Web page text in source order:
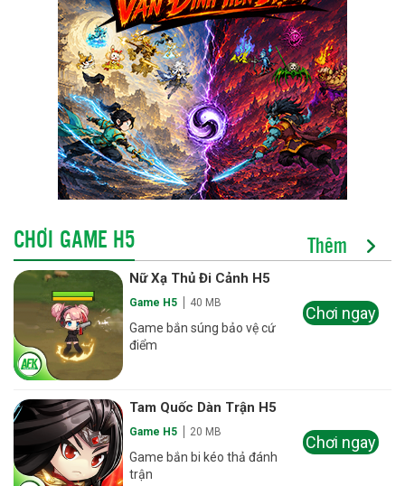
CHƠI GAME H5 Thêm
Nữ Xạ Thủ Đi Cảnh H5
Game H5 40 MB
Game bắn súng bảo vệ cứ
điểm
Chơi ngay
Tam Quốc Dàn Trận H5
Game H5 20 MB
Game bắn bi kéo thả đánh
trận
Chơi ngay